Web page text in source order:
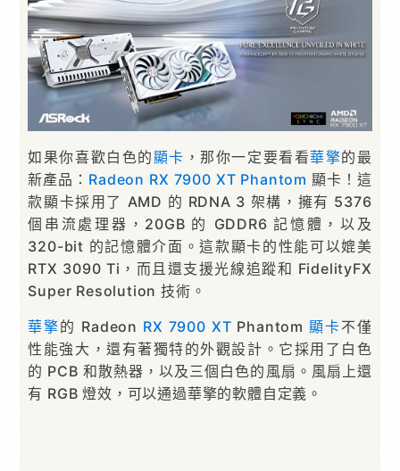
如果你喜歡白色的顯卡 ，那你一定要看看華擎的最
新產品： Radeon RX 7900 XT Phantom 顯卡！這
款顯卡採用了 AMD 的 RDNA 3 架構，擁有 5376
個串流處理器，20GB 的 GDDR6 記憶體，以及
320-bit 的記憶體介面。這款顯卡的性能可以媲美
RTX 3090 Ti，而且還支援光線追蹤和 FidelityFX
Super Resolution 技術。
華擎的 Radeon RX 7900 XT Phantom 顯卡不僅
性能強大，還有著獨特的外觀設計。它採用了白色
的 PCB 和散熱器，以及三個白色的風扇。風扇上還
有 RGB 燈效，可以通過華擎的軟體自定義。